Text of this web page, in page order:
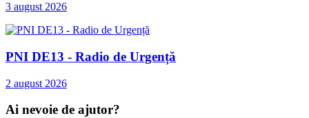
3 august 2026
PNI DE13 - Radio de Urgență
2 august 2026
Ai nevoie de ajutor?